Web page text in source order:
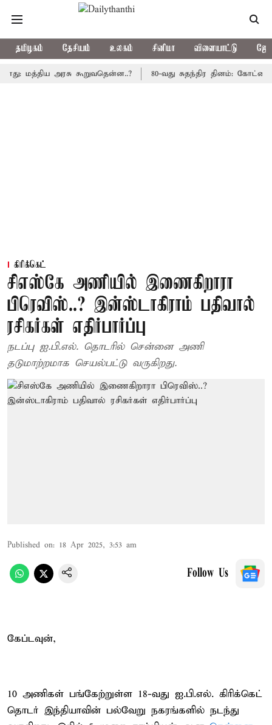
தமிழகம் தேசியம் உலகம் சினிமா விளையாட்டு
அரசு கூறுவதென்ன..? 80-வது சுதந்திர தினம்: கோட்டை
கிரிக்கெட்
சிஎஸ்கே அணியில் இணைகிறாரா
பிரெவிஸ்..? இன்ஸ்டாகிராம் பதிவால்
ரசிகர்கள் எதிர்பார்ப்பு
நடப்பு ஐ.பி.எல். தொடரில் சென்னை அணி
தடுமாற்றமாக செயல்பட்டு வருகிறது.
Published on: 18 Apr 2025, 3:53 am
Follow Us
கேப்டவுன்,
10 அணிகள் பங்கேற்றுள்ள 18-வது ஐ.பி.எல். கிரிக்கெட்
தொடர் இந்தியாவின் பல்வேறு நகரங்களில் நடந்து